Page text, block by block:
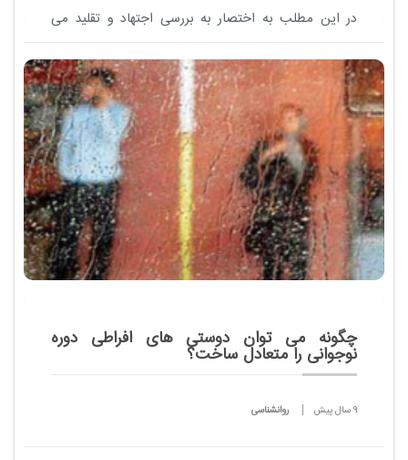
در این مطلب به اختصار به بررسی اجتهاد و تقلید می
چگونه می توان دوستی های افراطی دوره
نوجوانی را متعادل ساخت؟
9 سال پیش روانشناسی